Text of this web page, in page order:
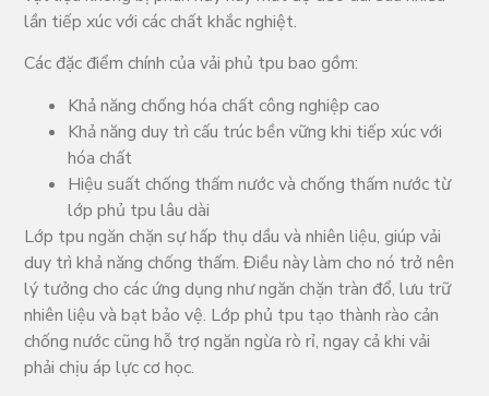
lần tiếp xúc với các chất khắc nghiệt.
Các đặc điểm chính của vải phủ tpu bao gồm:
Khả năng chống hóa chất công nghiệp cao
Khả năng duy trì cấu trúc bền vững khi tiếp xúc với
hóa chất
Hiệu suất chống thấm nước và chống thấm nước từ
lớp phủ tpu lâu dài
Lớp tpu ngăn chặn sự hấp thụ dầu và nhiên liệu, giúp vải
duy trì khả năng chống thấm. Điều này làm cho nó trở nên
lý tưởng cho các ứng dụng như ngăn chặn tràn đổ, lưu trữ
nhiên liệu và bạt bảo vệ. Lớp phủ tpu tạo thành rào cản
chống nước cũng hỗ trợ ngăn ngừa rò rỉ, ngay cả khi vải
phải chịu áp lực cơ học.